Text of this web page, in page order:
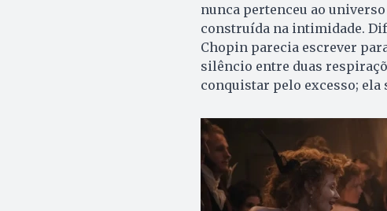
nunca pertenceu ao
construída na intimidade.
Chopin parecia escrever
silêncio entre duas
conquistar pelo excesso; ela